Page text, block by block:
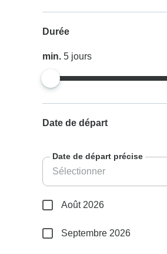
Durée
min.5 jours
Date de départ
Date de départ précise
Août 2026
Septembre 2026